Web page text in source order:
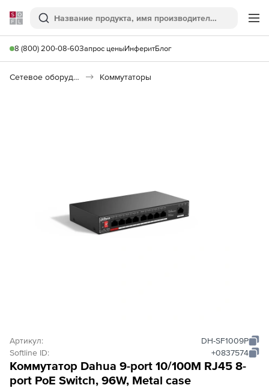
Softline
Поиск
8 (800) 200-08-60Запрос ценыИнферитБлог
Сетевое оборудование Коммутаторы
Артикул:
DH-SF1009P
Softline ID:
+0837574
Коммутатор Dahua 9-port 10/100M RJ45 8-
port PoE Switch, 96W, Metal case